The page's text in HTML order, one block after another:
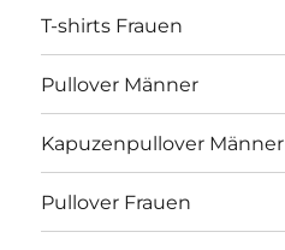
T-shirts Frauen
Pullover Männer
Kapuzenpullover Männer
Pullover Frauen